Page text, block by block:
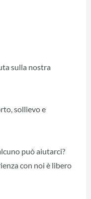
sulla nostra
sollievo e
può aiutarci?
con noi è libero